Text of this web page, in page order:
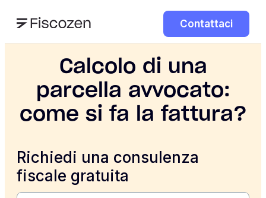
Contattaci
Calcolo di una
parcella avvocato:
come si fa la fattura?
Richiedi una consulenza
fiscale gratuita